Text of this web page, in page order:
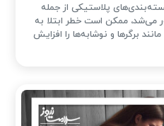
پلاستیکی از جمله
می‌شد، ممکن است خطر ابتلا به
برگرها و نوشابه‌ها را افزایش